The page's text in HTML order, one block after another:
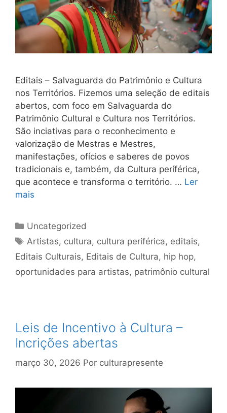
Editais – Salvaguarda do Patrimônio e Cultura
nos Territórios. Fizemos uma seleção de editais
abertos, com foco em Salvaguarda do
Patrimônio Cultural e Cultura nos Territórios.
São inciativas para o reconhecimento e
valorização de Mestras e Mestres,
manifestações, ofícios e saberes de povos
tradicionais e, também, da Cultura períférica,
que acontece e transforma o território. … Ler
mais
Uncategorized
Artistas, cultura, cultura periférica, editais,
Editais Culturais, Editais de Cultura, hip hop,
oportunidades para artistas, patrimônio cultural
Leis de Incentivo à Cultura –
Incrições abertas
março 30, 2026 Por culturapresente